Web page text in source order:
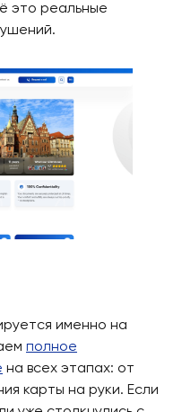
это реальные
именно на
полное
на всех этапах: от
карты на руки. Если